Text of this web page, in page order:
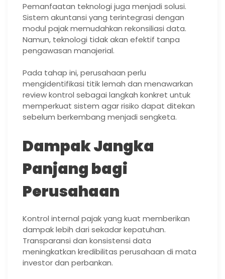
Pemanfaatan teknologi juga menjadi solusi.
Sistem akuntansi yang terintegrasi dengan
modul pajak memudahkan rekonsiliasi data.
Namun, teknologi tidak akan efektif tanpa
pengawasan manajerial.
Pada tahap ini, perusahaan perlu
mengidentifikasi titik lemah dan menawarkan
review kontrol sebagai langkah konkret untuk
memperkuat sistem agar risiko dapat ditekan
sebelum berkembang menjadi sengketa.
Dampak Jangka
Panjang bagi
Perusahaan
Kontrol internal pajak yang kuat memberikan
dampak lebih dari sekadar kepatuhan.
Transparansi dan konsistensi data
meningkatkan kredibilitas perusahaan di mata
investor dan perbankan.